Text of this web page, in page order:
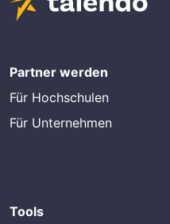
Partner werden
Für Hochschulen
Für Unternehmen
Tools